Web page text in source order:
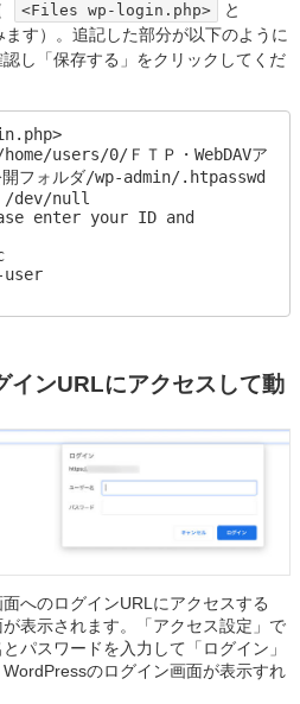
<Files wp-login.php> と
ます）。追記した部分が以下のように
し「保存する」をクリックしてくだ
users/0/ＦＴＰ・WebDAVア
フォルダ/wp-admin/.htpasswd
/dev/null
enter your ID and
インURLにアクセスして動
へのログインURLにアクセスする
表示されます。「アクセス設定」で
パスワードを入力して「ログイン」
のログイン画面が表示すれ